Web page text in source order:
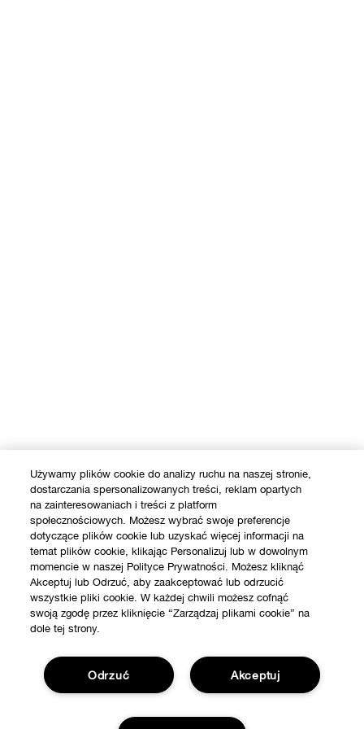
Używamy plików cookie do analizy ruchu na naszej stronie,
dostarczania spersonalizowanych treści, reklam opartych
na zainteresowaniach i treści z platform
społecznościowych. Możesz wybrać swoje preferencje
dotyczące plików cookie lub uzyskać więcej informacji na
temat plików cookie, klikając Personalizuj lub w dowolnym
momencie w naszej Polityce Prywatności. Możesz kliknąć
Akceptuj lub Odrzuć, aby zaakceptować lub odrzucić
wszystkie pliki cookie. W każdej chwili możesz cofnąć
swoją zgodę przez kliknięcie “Zarządzaj plikami cookie” na
dole tej strony.
Akceptuj
Odrzuć